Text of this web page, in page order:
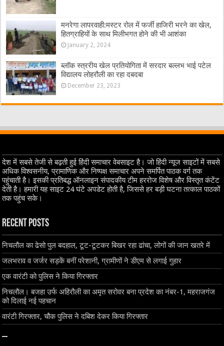
मनरेगा लापरवाही:मस्टर रोल में फर्जी हाजिरी भरने का खेल,
हितग्राहियों के साथ मिलीभगत होने की भी आशंका
January 2, 2024
ब्लॉक स्त्ररीय खेल प्रतियोगिता में सरदार बल्लभ भाई पटेल
विद्यालय लोहरौली का रहा दबदबा
December 23, 2023
देश में सबसे तेजी से बढ़ती हुई हिंदी समाचार वेबसाइट है। जो हिंदी न्यूज साइटों में सबसे
अधिक विश्वसनीय, प्रामाणिक और निष्पक्ष समाचार अपने समर्पित पाठक वर्ग तक
पहुंचाती है। इसकी प्रतिबद्ध ऑनलाइन संपादकीय टीम हररोज विशेष और विस्तृत कंटेंट
देती है। हमारी यह साइट 24 घंटे अपडेट होती है, जिससे हर बड़ी घटना तत्काल पाठकों
तक पहुंच सके।
Recent Posts
निचलौल का ढेसो पुल बदहाल, टूट-टूटकर बिखर रहा ढांचा, लोगों की जान खतरे में
जलभराव व जर्जर सड़कें बनीं परेशानी, ग्रामीणों ने डीएम से लगाई गुहार
एक वारंटी को पुलिस ने किया गिरफ्तार
निचलौल। बजहा उर्फ अहिरौली का अमृत सरोवर बना प्रदेश का नंबर-1, महराजगंज
को दिलाई नई पहचान
वारंटी गिरफ्तार, चौक पुलिस ने दबिश देकर किया गिरफ्तार
–